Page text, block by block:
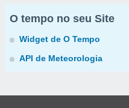
O tempo no seu Site
Widget de O Tempo
API de Meteorologia